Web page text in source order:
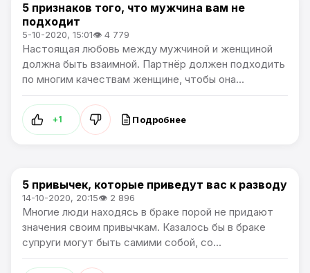
Жизнь
5 признаков того, что мужчина вам не
подходит
5-10-2020, 15:01👁 4 779
Настоящая любовь между мужчиной и женщиной
должна быть взаимной. Партнёр должен подходить
по многим качествам женщине, чтобы она...
+1 Подробнее
Жизнь
5 привычек, которые приведут вас к разводу
14-10-2020, 20:15👁 2 896
Многие люди находясь в браке порой не придают
значения своим привычкам. Казалось бы в браке
супруги могут быть самими собой, со...